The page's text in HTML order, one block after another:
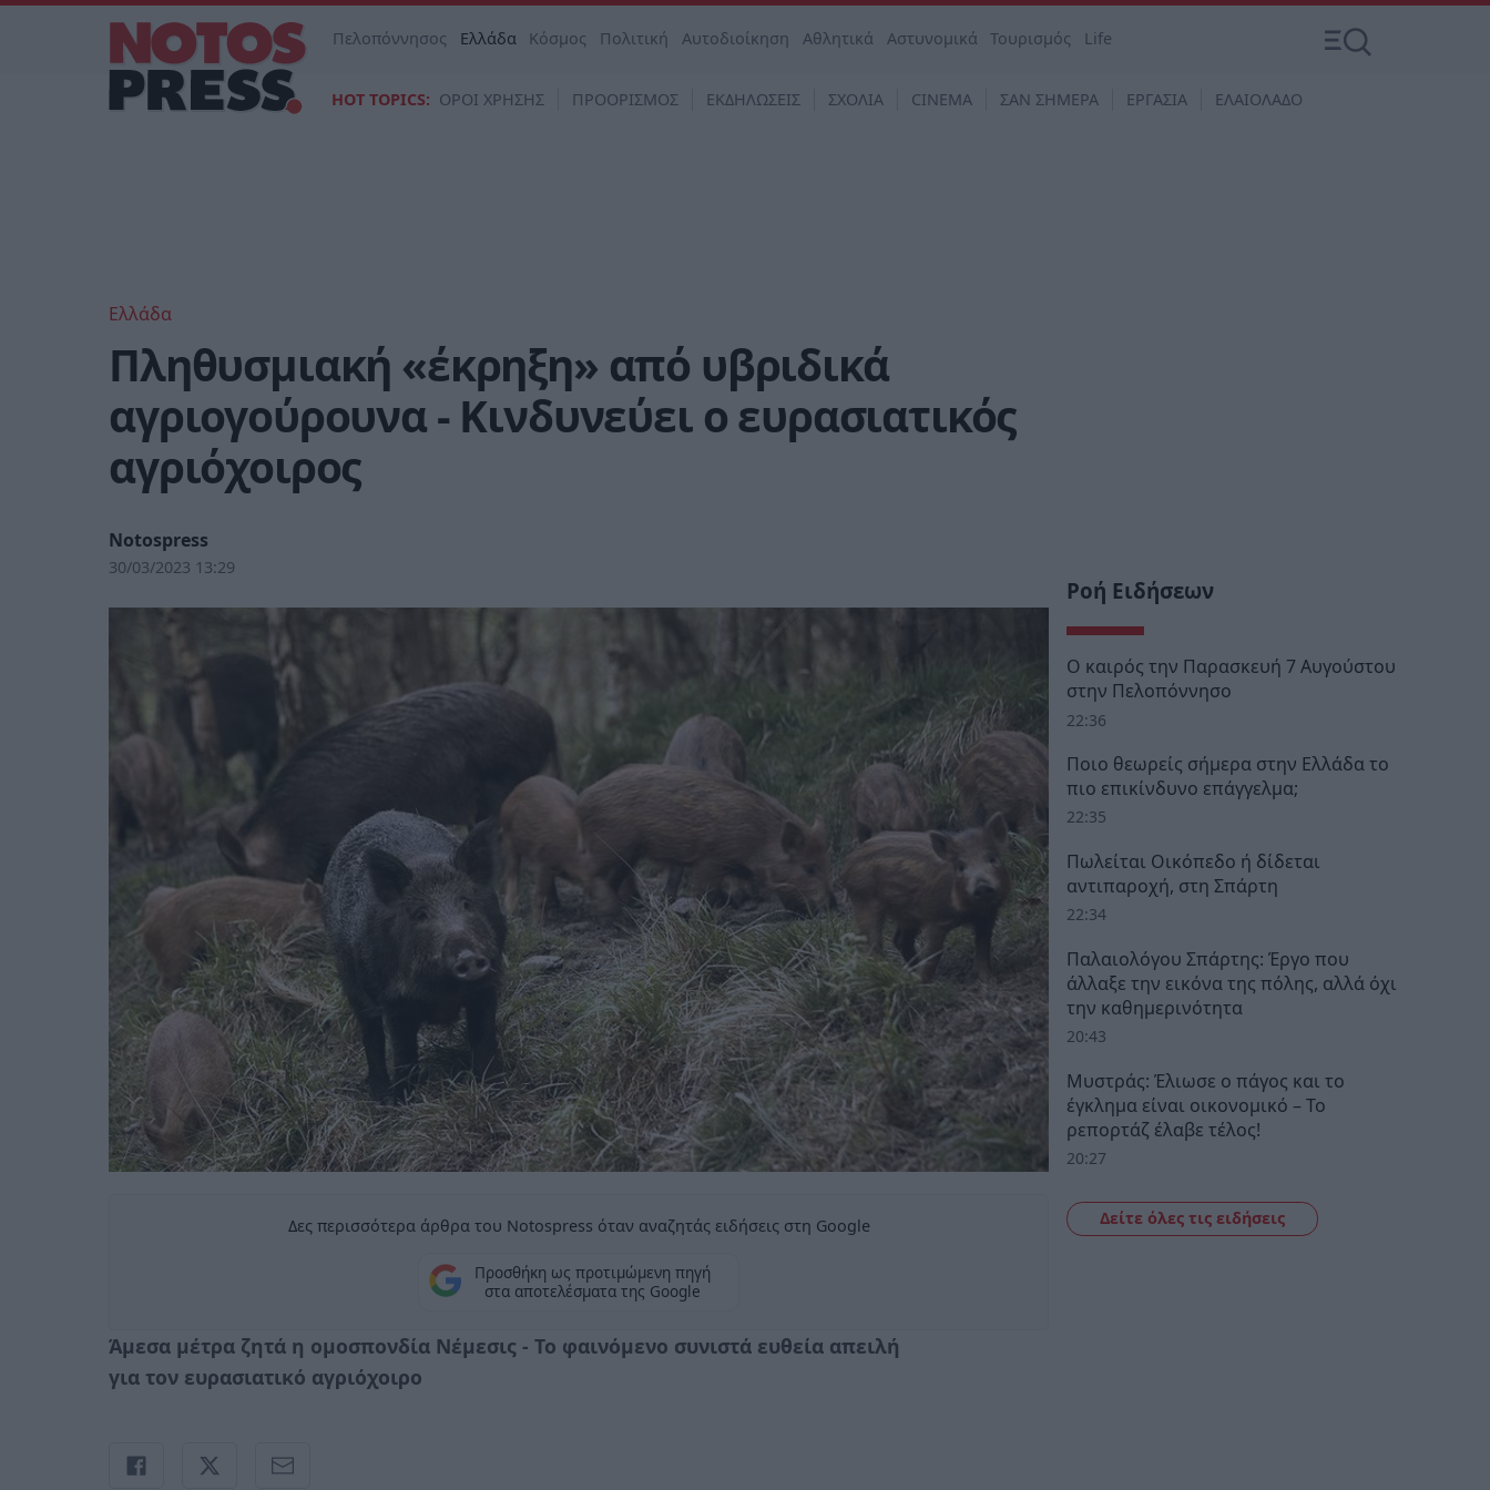
Πελοπόννησος Ελλάδα Κόσμος Πολιτική Αυτοδιοίκηση Αθλητικά Αστυνομικά Τουρισμός Life
HOT TOPICS: ΟΡΟΙ ΧΡΗΣΗΣ ΠΡΟΟΡΙΣΜΟΣ ΕΚΔΗΛΩΣΕΙΣ ΣΧΟΛΙΑ CINEMA ΣΑΝ ΣΗΜΕΡΑ ΕΡΓΑΣΙΑ ΕΛΑΙΟΛΑΔΟ
Ελλάδα
Πληθυσμιακή «έκρηξη» από υβριδικά
αγριογούρουνα - Κινδυνεύει ο ευρασιατικός
αγριόχοιρος
Notospress
30/03/2023 13:29
Δες περισσότερα άρθρα του Notospress όταν αναζητάς ειδήσεις στη Google
Προσθήκη ως προτιμώμενη πηγή
στα αποτελέσματα της Google
Άμεσα μέτρα ζητά η ομοσπονδία Νέμεσις - To φαινόμενο συνιστά ευθεία απειλή
για τον ευρασιατικό αγριόχοιρο
Ροή Ειδήσεων
Ο καιρός την Παρασκευή 7 Αυγούστου
στην Πελοπόννησο
22:36
Ποιο θεωρείς σήμερα στην Ελλάδα το
πιο επικίνδυνο επάγγελμα;
22:35
Πωλείται Οικόπεδο ή δίδεται
αντιπαροχή, στη Σπάρτη
22:34
Παλαιολόγου Σπάρτης: Έργο που
άλλαξε την εικόνα της πόλης, αλλά όχι
την καθημερινότητα
20:43
Μυστράς: Έλιωσε ο πάγος και το
έγκλημα είναι οικονομικό – Το
ρεπορτάζ έλαβε τέλος!
20:27
Δείτε όλες τις ειδήσεις